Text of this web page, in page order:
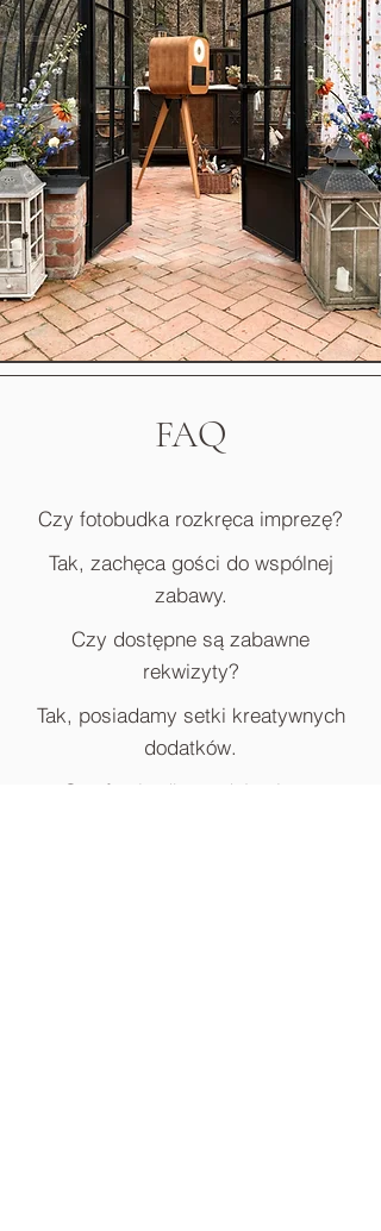
FAQ
Czy fotobudka rozkręca imprezę?
Tak, zachęca gości do wspólnej
zabawy.
Czy dostępne są zabawne
rekwizyty?
Tak, posiadamy setki kreatywnych
dodatków.
Czy fotobudka nadaje się na